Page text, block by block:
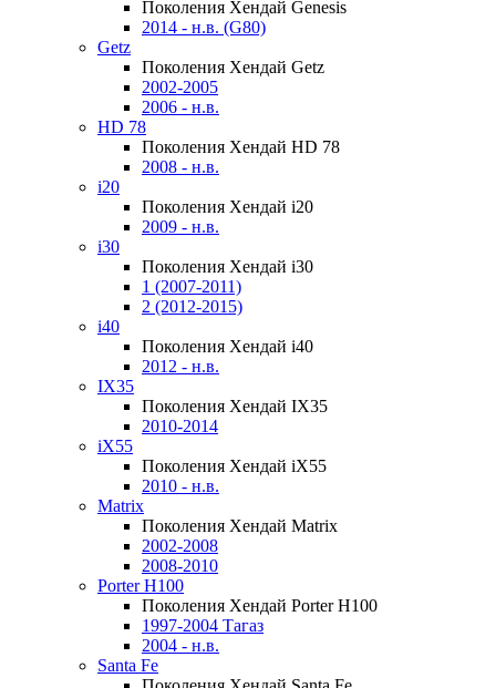
Поколения Хендай Genesis
2014 - н.в. (G80)
Getz
Поколения Хендай Getz
2002-2005
2006 - н.в.
HD 78
Поколения Хендай HD 78
2008 - н.в.
i20
Поколения Хендай i20
2009 - н.в.
i30
Поколения Хендай i30
1 (2007-2011)
2 (2012-2015)
i40
Поколения Хендай i40
2012 - н.в.
IX35
Поколения Хендай IX35
2010-2014
iX55
Поколения Хендай iX55
2010 - н.в.
Matrix
Поколения Хендай Matrix
2002-2008
2008-2010
Porter H100
Поколения Хендай Porter H100
1997-2004 Тагаз
2004 - н.в.
Santa Fe